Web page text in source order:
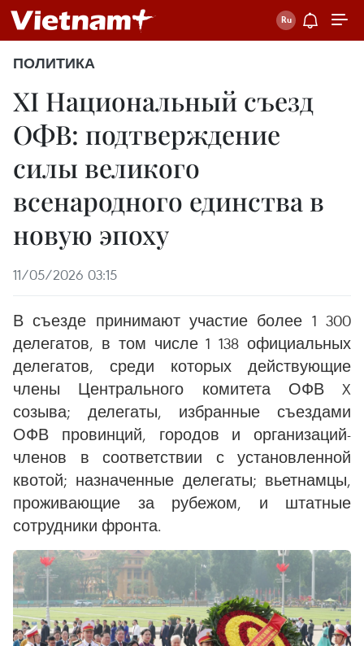
ПОЛИТИКА
XI Национальный съезд
ОФВ: подтверждение
силы великого
всенародного единства в
новую эпоху
11/05/2026 03:15
В съезде принимают участие более 1 300
делегатов, в том числе 1 138 официальных
делегатов, среди которых действующие
члены Центрального комитета ОФВ X
созыва; делегаты, избранные съездами
ОФВ провинций, городов и организаций-
членов в соответствии с установленной
квотой; назначенные делегаты; вьетнамцы,
проживающие за рубежом, и штатные
сотрудники фронта.